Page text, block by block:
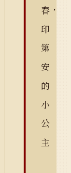
春，
印
第
安
的
小
公
主